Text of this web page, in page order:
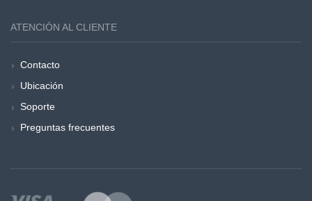
ATENCIÓN AL CLIENTE
Contacto
Ubicación
Soporte
Preguntas frecuentes